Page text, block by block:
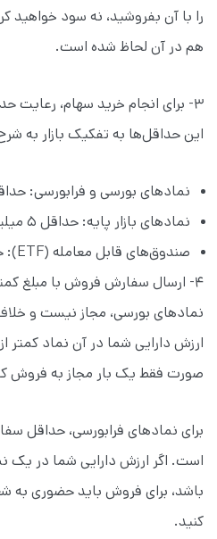
را با آن بفروشید، نه سود خواهید
هم در آن لحاظ شده است.
۳- برای انجام خرید سهام،
این حداقل‌ها به تفکیک بازار به
نمادهای بورسی و فرابورسی: حداقل ۵۰۰ هزار
نمادهای بازار پایه: حداقل ۵ میلیون تومان
صندوق‌های قابل معامله (ETF): حداقل ۱۰۰ هزار تومان
نمادهای بورسی، مجاز نیست و
ارزش دارایی شما در آن نماد کمتر
صورت فقط یک بار مجاز به فروش
باشد، برای فروش باید حضوری به
کنید.